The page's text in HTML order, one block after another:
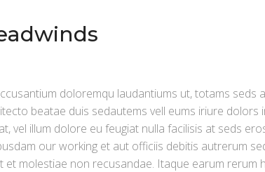
doloremqu laudantiums ut, totams seds
beatae duis sedautems vell eums iriure dolors
vel illum dolore eu feugiat nulla facilisis at seds
our working et aut officiis debitis autrerum
molestiae non recusandae. Itaque earum rerum